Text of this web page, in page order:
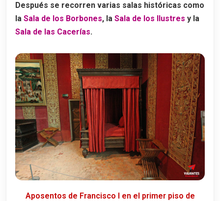
Después se recorren varias salas históricas como
la Sala de los Borbones, la Sala de los Ilustres y la
Sala de las Cacerías.
Aposentos de Francisco I en el primer piso de